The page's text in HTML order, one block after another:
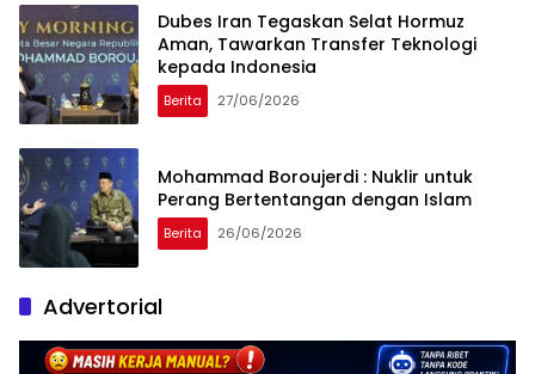
Dubes Iran Tegaskan Selat Hormuz
Aman, Tawarkan Transfer Teknologi
kepada Indonesia
Berita 27/06/2026
Mohammad Boroujerdi : Nuklir untuk
Perang Bertentangan dengan Islam
Berita 26/06/2026
Advertorial